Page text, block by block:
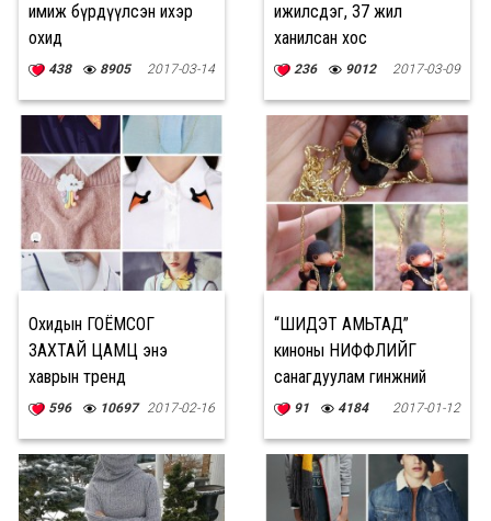
имиж бүрдүүлсэн ихэр
охид
438 8905 2017-03-14
ижилсдэг, 37 жил
ханилсан хос
236 9012 2017-03-09
Охидын ГОЁМСОГ
ЗАХТАЙ ЦАМЦ энэ
хаврын тренд
596 10697 2017-02-16
“ШИДЭТ АМЬТАД”
киноны НИФФЛИЙГ
санагдуулам гинжний
ЧИМЭГЛЭЛ
91 4184 2017-01-12